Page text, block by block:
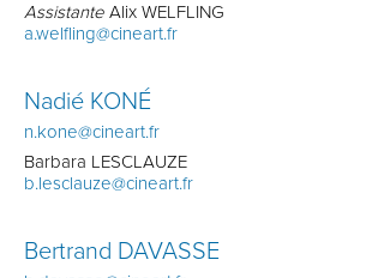
Assistante Alix WELFLING
a.welfling@cineart.fr
Nadié KONÉ
n.kone@cineart.fr
Barbara LESCLAUZE
b.lesclauze@cineart.fr
Bertrand DAVASSE